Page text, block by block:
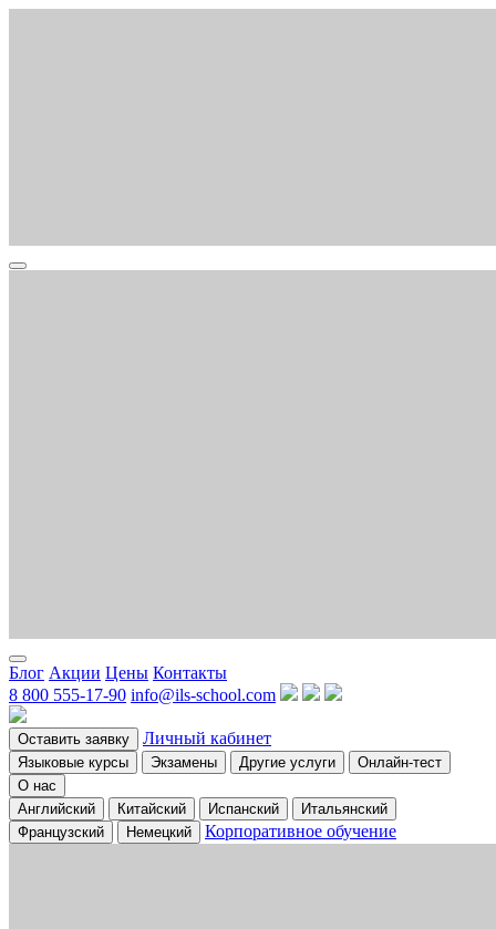
Блог Акции Цены Контакты
8 800 555-17-90 info@ils-school.com
Оставить заявку Личный кабинет
Языковые курсы Экзамены Другие услуги
Онлайн-тест
О нас
Английский
Китайский Испанский
Итальянский
Французский
Немецкий Корпоративное обучение